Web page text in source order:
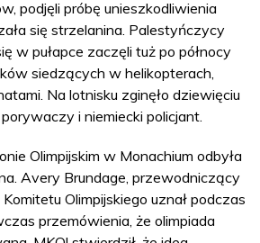
podjęli próbę unieszkodliwienia
się strzelanina. Palestyńczycy
w pułapce zaczęli tuż po północy
siedzących w helikopterach,
Na lotnisku zginęło dziewięciu
i niemiecki policjant.
Olimpijskim w Monachium odbyła
Avery Brundage, przewodniczący
Olimpijskiego uznał podczas
przemówienia, że olimpiada